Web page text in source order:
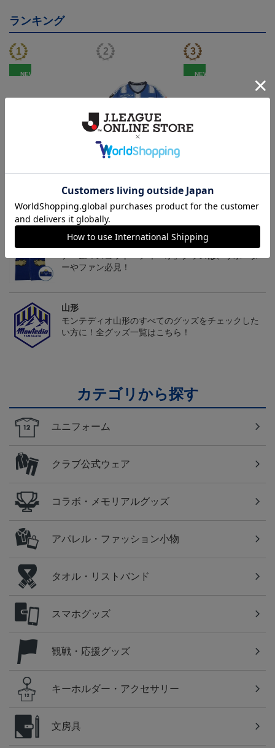
ランキング
NEW NEW
トピックス
山形
ーやファン必見！
山形
モンテディオ山形のすべてのグッズをチェックした
い方に！全グッズ一覧はこちら！
カテゴリから探す
ユニフォーム
クラブ公式ウェア
コラボ・メモリアルグッズ
アパレル・ファッション小物
タオル・リストバンド
スマホグッズ
観戦・応援グッズ
キーホルダー・アクセサリー
文房具